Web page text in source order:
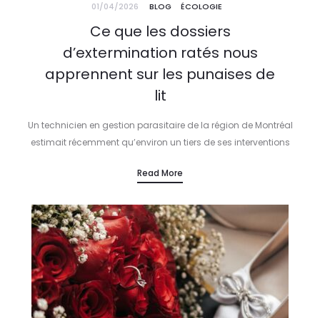
01/04/2026 BLOG ÉCOLOGIE
Ce que les dossiers
d’extermination ratés nous
apprennent sur les punaises de
lit
Un technicien en gestion parasitaire de la région de Montréal
estimait récemment qu’environ un tiers de ses interventions
autre entreprise…
Read More